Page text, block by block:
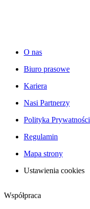
O nas
Biuro prasowe
Kariera
Nasi Partnerzy
Polityka Prywatności
Regulamin
Mapa strony
Ustawienia cookies
Współpraca